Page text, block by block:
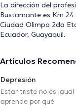
La dirección del
Bustamante es Km
Ciudad Olimpo 2da
Ecuador, Guayaquil.
Artículos
Depresión
Estar triste no es
aprende por qué